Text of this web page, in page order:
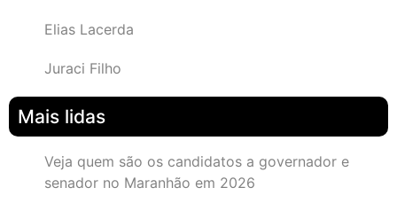
Elias Lacerda
Juraci Filho
Mais lidas
Veja quem são os candidatos a governador e
senador no Maranhão em 2026